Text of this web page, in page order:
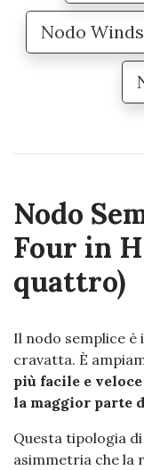
Nodo
Nodo
Four in
quattro)
Il nodo semplice è
cravatta. È
più facile e
la maggior parte
Questa tipologia
asimmetria che la